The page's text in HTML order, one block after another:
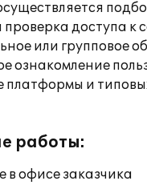
доступа к
или групповое
ознакомление
платформы и
работы:
офисе заказчика